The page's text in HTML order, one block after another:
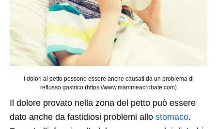
I dolori al petto possono essere anche causati da un problema di
reflusso gastrico (https://www.mammeacrobate.com)
Il dolore provato nella zona del petto può essere
dato anche da fastidiosi problemi allo stomaco.